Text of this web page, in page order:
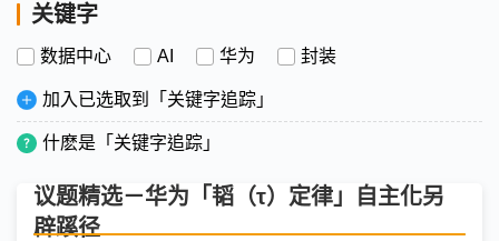
关键字
数据中心 AI 华为 封装
加入已选取到「关键字追踪」
什麽是「关键字追踪」
议题精选－华为「韬（τ）定律」自主化另
辟蹊径